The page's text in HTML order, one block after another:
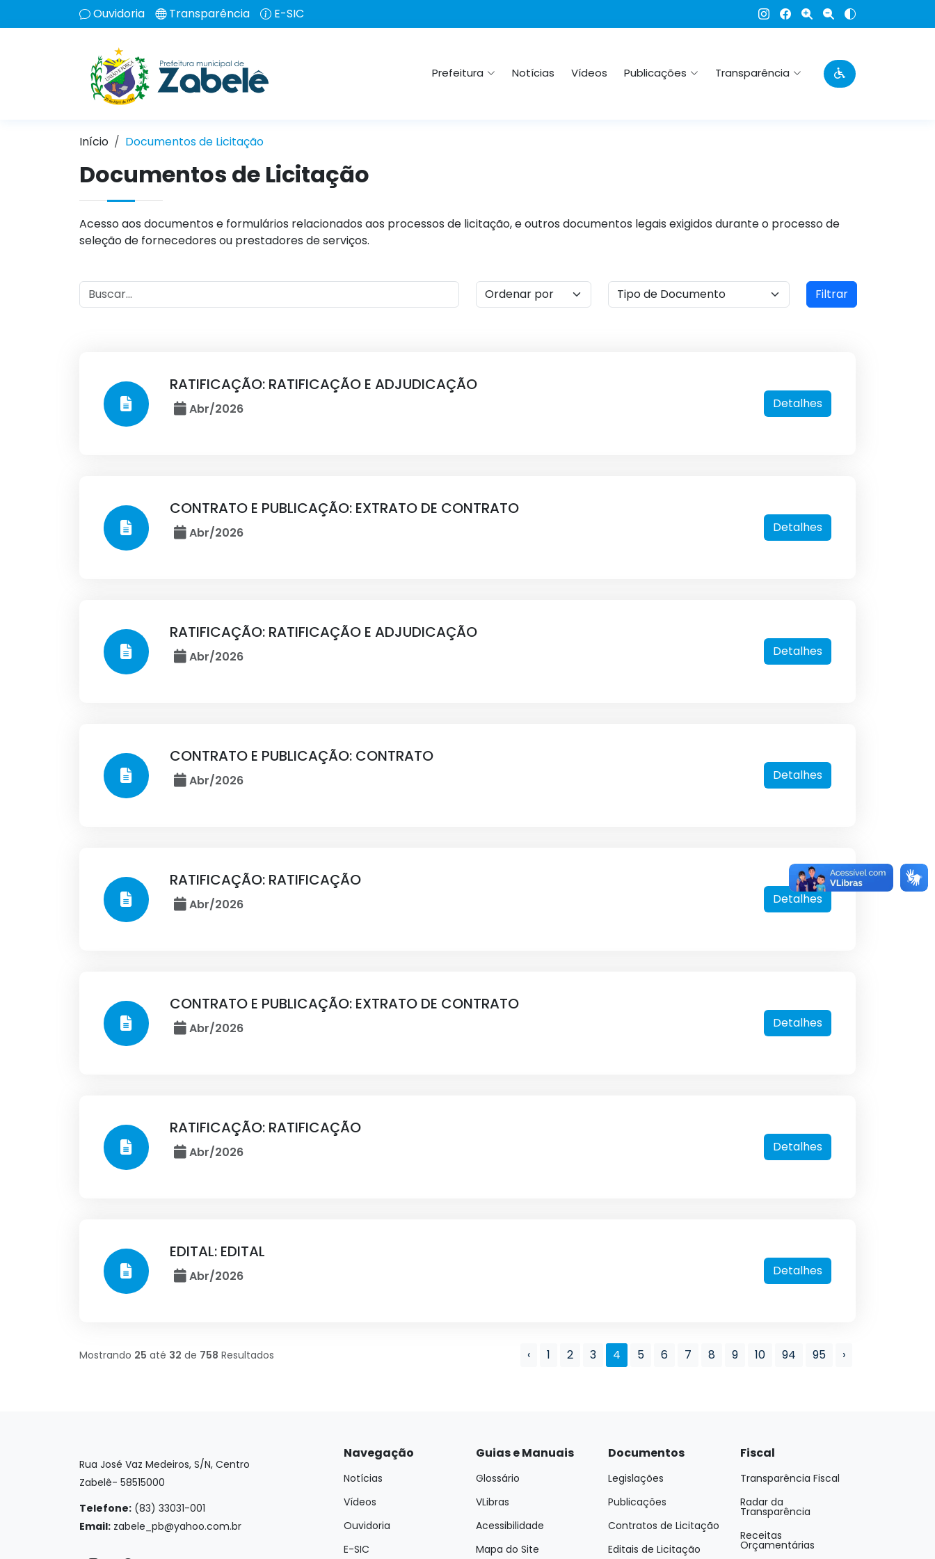
Ouvidoria Transparência E-SIC
Prefeitura Notícias Vídeos Publicações Transparência
Início Documentos de Licitação
Documentos de Licitação
Acesso aos documentos e formulários relacionados aos processos de licitação, e outros documentos legais exigidos durante o processo de
seleção de fornecedores ou prestadores de serviços.
Filtrar
RATIFICAÇÃO: RATIFICAÇÃO E ADJUDICAÇÃO
Abr/2026 Detalhes
CONTRATO E PUBLICAÇÃO: EXTRATO DE CONTRATO
Abr/2026 Detalhes
RATIFICAÇÃO: RATIFICAÇÃO E ADJUDICAÇÃO
Abr/2026 Detalhes
CONTRATO E PUBLICAÇÃO: CONTRATO
Abr/2026 Detalhes
RATIFICAÇÃO: RATIFICAÇÃO
Abr/2026 Detalhes
CONTRATO E PUBLICAÇÃO: EXTRATO DE CONTRATO
Abr/2026 Detalhes
RATIFICAÇÃO: RATIFICAÇÃO
Abr/2026 Detalhes
EDITAL: EDITAL
Abr/2026 Detalhes
Mostrando 25 até 32 de 758 Resultados ‹ 1 2 3 4 5 6 7 8 9 10 94 95 ›
Rua José Vaz Medeiros, S/N, Centro
Zabelê- 58515000
Telefone: (83) 33031-001
Email: zabele_pb@yahoo.com.br
Navegação
Notícias
Vídeos
Ouvidoria
E-SIC
Guias e Manuais
Glossário
VLibras
Acessibilidade
Mapa do Site
Documentos
Legislações
Publicações
Contratos de Licitação
Editais de Licitação
Fiscal
Transparência Fiscal
Radar da
Transparência
Receitas
Orçamentárias